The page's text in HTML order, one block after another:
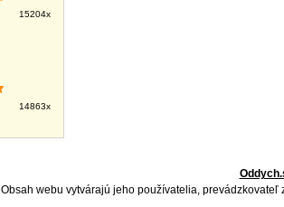
15204x
14863x
Obsah webu vytvárajú jeho používatelia,